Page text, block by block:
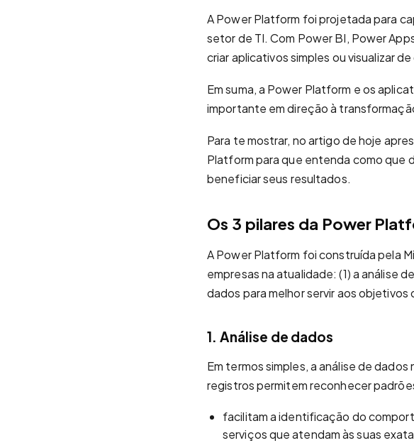
A Power Platform foi projetada para
setor de TI. Com Power BI, Power
criar aplicativos simples ou visualizar
Em suma, a Power Platform e os
importante em direção à
Para te mostrar, no artigo de hoje
Platform para que entenda como que
beneficiar seus resultados.
Os 3 pilares da Power
A Power Platform foi construída pela
empresas na atualidade: (1) a análise
dados para melhor servir aos objetivos
1. Análise de dados
Em termos simples, a análise de
registros permitem reconhecer
facilitam a identificação do
serviços que atendam às suas